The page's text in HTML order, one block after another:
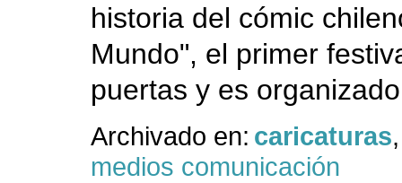
historia del cómic
Mundo", el primer
puertas y es
Archivado en: caricaturas
medios comunicación